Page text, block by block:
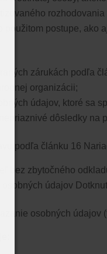
použitom postupe,
zárukách podľa
organizácii;
údajov, ktoré sa
dôsledky na
podľa článku 16
bez zbytočného
osobných údajov
osobných údajov